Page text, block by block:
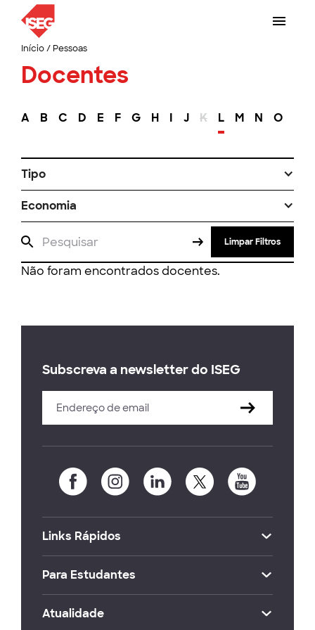
Início/ Pessoas
Docentes
A B C D E F G H I J K L M N O
Tipo
Economia
Limpar Filtros
Não foram encontrados docentes.
Subscreva a newsletter do ISEG
Links Rápidos
Para Estudantes
Atualidade